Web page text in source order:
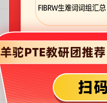
免费获取
免费获取
免费获取